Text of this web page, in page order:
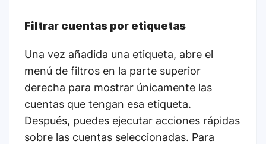
Filtrar cuentas por etiquetas
Una vez añadida una etiqueta, abre el
menú de filtros en la parte superior
derecha para mostrar únicamente las
cuentas que tengan esa etiqueta.
Después, puedes ejecutar acciones rápidas
sobre las cuentas seleccionadas. Para